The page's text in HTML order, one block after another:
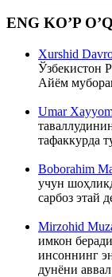
ENG KO’P
Xurshid
Ўзбекистон
Айём
Umar
тафаккурда
Boborahim
учун
сарбоз этай
Mirzohid
имкон
инсоннинг
дунёни